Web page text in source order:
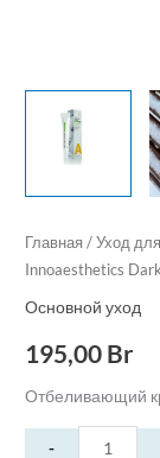
Главная /Уход
Innoaesthetics
Основной уход
195,00 Br
Отбеливающий